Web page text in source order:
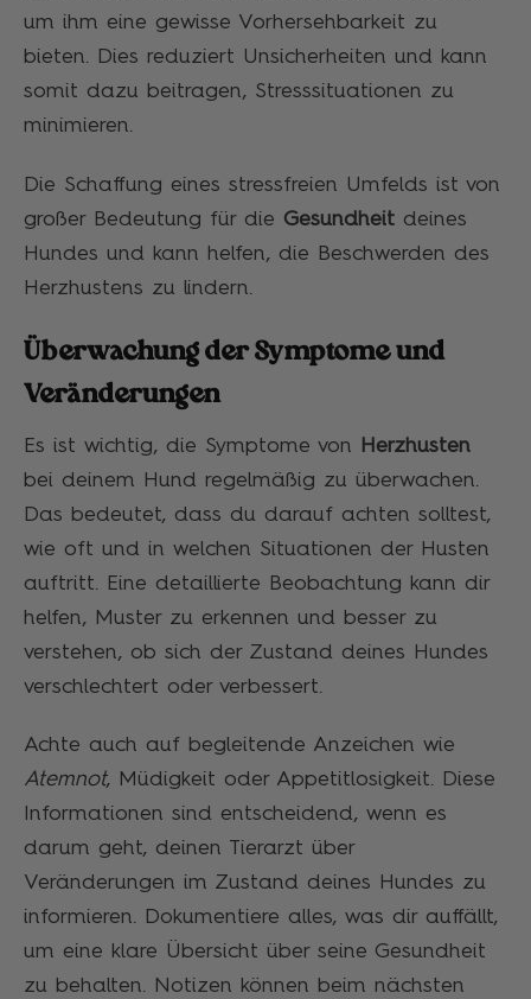
um ihm eine gewisse Vorhersehbarkeit zu
bieten. Dies reduziert Unsicherheiten und kann
somit dazu beitragen, Stresssituationen zu
minimieren.
Die Schaffung eines stressfreien Umfelds ist von
großer Bedeutung für die Gesundheit deines
Hundes und kann helfen, die Beschwerden des
Herzhustens zu lindern.
Überwachung der Symptome und
Veränderungen
Es ist wichtig, die Symptome von
Herzhusten
bei deinem Hund regelmäßig zu überwachen.
Das bedeutet, dass du darauf achten solltest,
wie oft und in welchen Situationen der Husten
auftritt. Eine detaillierte Beobachtung kann dir
helfen, Muster zu erkennen und besser zu
verstehen, ob sich der Zustand deines Hundes
verschlechtert oder verbessert.
Achte auch auf begleitende Anzeichen wie
Atemnot, Müdigkeit oder Appetitlosigkeit. Diese
Informationen sind entscheidend, wenn es
darum geht, deinen Tierarzt über
Veränderungen im Zustand deines Hundes zu
informieren. Dokumentiere alles, was dir auffällt,
um eine klare Übersicht über seine Gesundheit
zu behalten. Notizen können beim nächsten